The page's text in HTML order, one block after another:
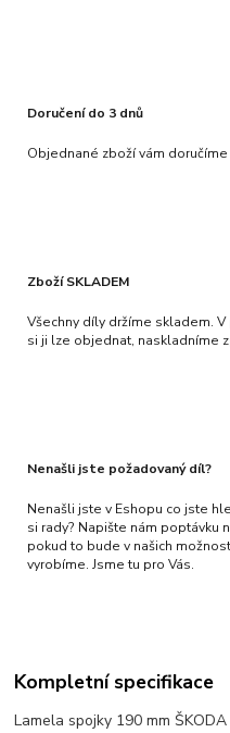
Doručení do 3 dnů
Objednané zboží vám
Zboží SKLADEM
Všechny díly držíme skladem.
si ji lze objednat, naskladníme
Nenašli jste požadovaný díl?
Nenašli jste v Eshopu co jste
si rady? Napište nám poptávku
pokud to bude v našich
vyrobíme. Jsme tu pro Vás.
Kompletní specifikace
Lamela spojky 190 mm